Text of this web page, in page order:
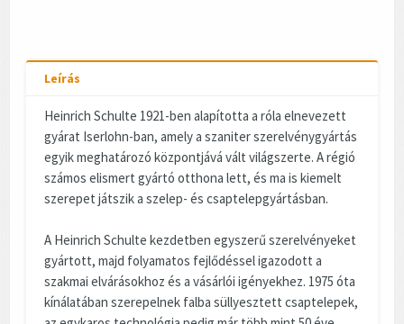
Leírás
Heinrich Schulte 1921-ben alapította a róla elnevezett
gyárat Iserlohn-ban, amely a szaniter szerelvénygyártás
egyik meghatározó központjává vált világszerte. A régió
számos elismert gyártó otthona lett, és ma is kiemelt
szerepet játszik a szelep- és csaptelepgyártásban.
A Heinrich Schulte kezdetben egyszerű szerelvényeket
gyártott, majd folyamatos fejlődéssel igazodott a
szakmai elvárásokhoz és a vásárlói igényekhez. 1975 óta
kínálatában szerepelnek falba süllyesztett csaptelepek,